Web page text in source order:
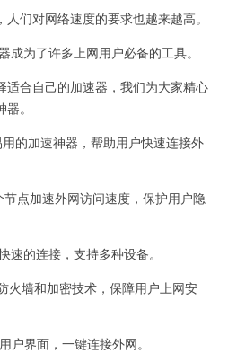
们对网络速度的要求也越来越高。
为了许多上网用户必备的工具。
合自己的加速器，我们为大家精心
。
加速神器，帮助用户快速连接外
点加速外网访问速度，保护用户隐
的连接，支持多种设备。
墙和加密技术，保障用户上网安
界面，一键连接外网。